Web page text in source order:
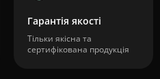
Гарантія якості
Тільки якісна та
сертифікована продукція